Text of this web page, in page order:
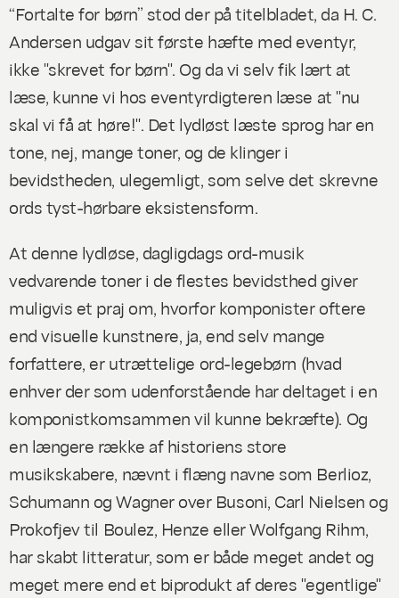
“Fortalte for børn” stod der på titelbladet, da H. C.
Andersen udgav sit første hæfte med eventyr,
ikke "skrevet for børn". Og da vi selv fik lært at
læse, kunne vi hos eventyrdigteren læse at "nu
skal vi få at høre!". Det lydløst læste sprog har en
tone, nej, mange toner, og de klinger i
bevidstheden, ulegemligt, som selve det skrevne
ords tyst-hørbare eksistensform.
At denne lydløse, dagligdags ord-musik
vedvarende toner i de flestes bevidsthed giver
muligvis et praj om, hvorfor komponister oftere
end visuelle kunstnere, ja, end selv mange
forfattere, er utrættelige ord-legebørn (hvad
enhver der som udenforstående har deltaget i en
komponistkomsammen vil kunne bekræfte). Og
en længere række af historiens store
musikskabere, nævnt i flæng navne som Berlioz,
Schumann og Wagner over Busoni, Carl Nielsen og
Prokofjev til Boulez, Henze eller Wolfgang Rihm,
har skabt litteratur, som er både meget andet og
meget mere end et biprodukt af deres "egentlige"